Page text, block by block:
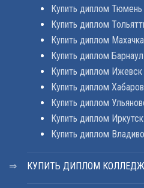
Купить диплом Тюмень
Купить диплом
Купить диплом
Купить диплом Барнаул
Купить диплом Ижевск
Купить диплом
Купить диплом
Купить диплом Иркутск
Купить диплом
КУПИТЬ ДИПЛОМ